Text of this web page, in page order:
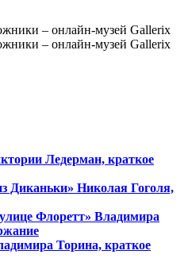
Ледерман, краткое
Диканьки» Николая Гоголя,
Флоретт» Владимира
Торина, краткое